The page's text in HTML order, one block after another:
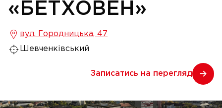
«БЕТХОВЕН»
вул. Городницька, 47
Шевченківський
Записатись на перегляд